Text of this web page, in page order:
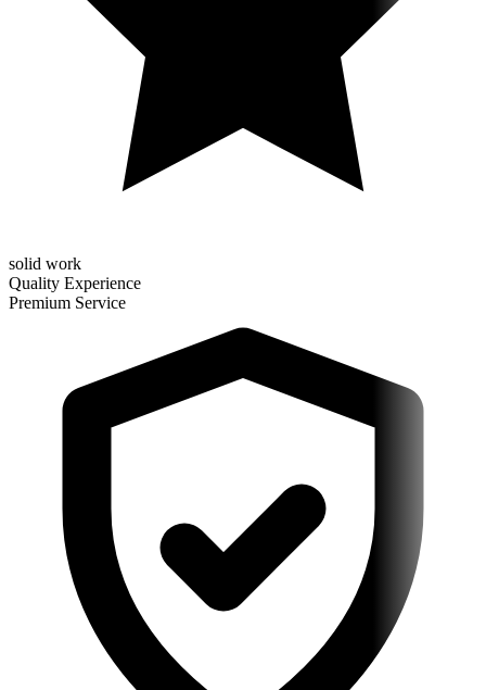
solid work
Quality Experience
Premium Service